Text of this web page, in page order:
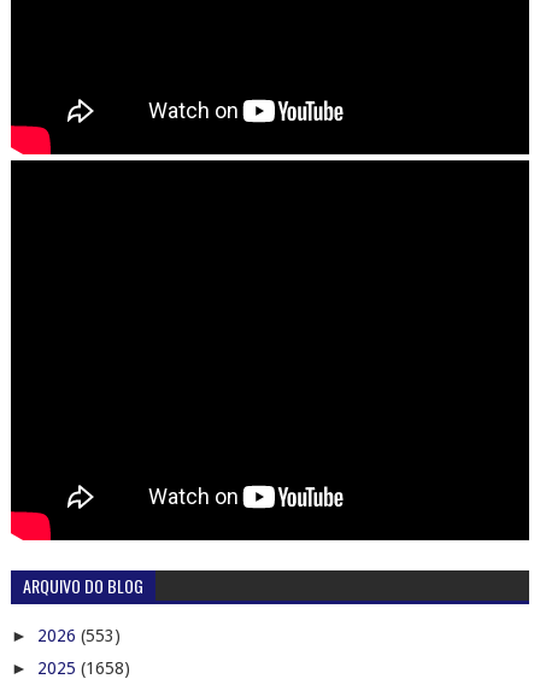
ARQUIVO DO BLOG
► 2026 (553)
► 2025 (1658)